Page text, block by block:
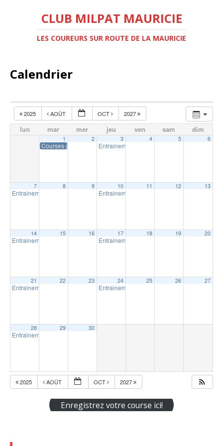
CLUB MILPAT MAURICIE
LES COUREURS SUR ROUTE DE LA MAURICIE
Calendrier
2025 AOÛT OCT 2027
lun mar mer jeu ven sam dim
1
Courses du P’tit Shérif – Course # 3
2 3
Entrainement extérieur à Shawinigan
4 5 6
7
Entrainement extérieur à Shawinigan18:30
8 9 10
Entrainement extérieur à Shawinigan
11 12 13
14
Entrainement extérieur à Shawinigan18:30
15 16 17
Entrainement extérieur à Shawinigan
18 19 20
21
Entrainement extérieur à Shawinigan18:30
22 23 24
Entrainement extérieur à Shawinigan
25 26 27
28
Entrainement extérieur à Shawinigan
29 30
2025 AOÛT OCT 2027
Enregistrez votre course ici!